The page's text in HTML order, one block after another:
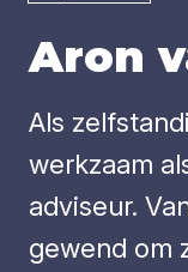
Aron
Als
werkzaam
adviseur.
gewend om